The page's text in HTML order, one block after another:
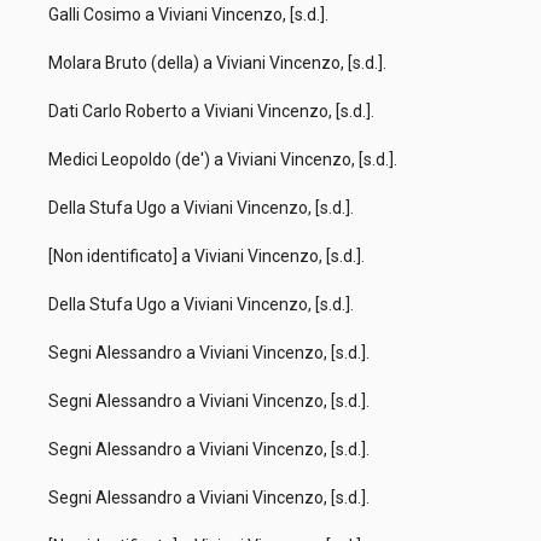
Galli Cosimo a Viviani Vincenzo, [s.d.].
Molara Bruto (della) a Viviani Vincenzo, [s.d.].
Dati Carlo Roberto a Viviani Vincenzo, [s.d.].
Medici Leopoldo (de') a Viviani Vincenzo, [s.d.].
Della Stufa Ugo a Viviani Vincenzo, [s.d.].
[Non identificato] a Viviani Vincenzo, [s.d.].
Della Stufa Ugo a Viviani Vincenzo, [s.d.].
Segni Alessandro a Viviani Vincenzo, [s.d.].
Segni Alessandro a Viviani Vincenzo, [s.d.].
Segni Alessandro a Viviani Vincenzo, [s.d.].
Segni Alessandro a Viviani Vincenzo, [s.d.].